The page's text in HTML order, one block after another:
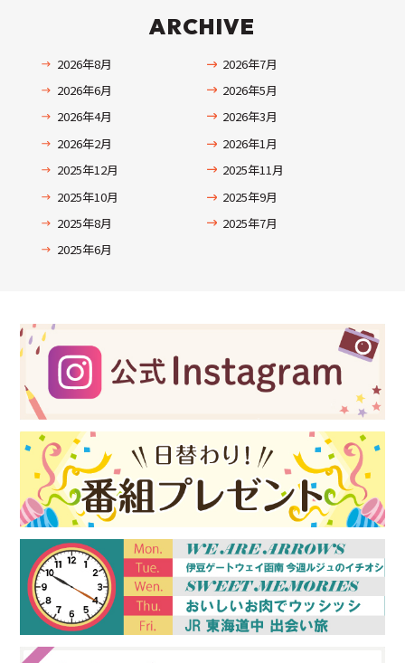
ARCHIVE
2026年8月
2026年7月
2026年6月
2026年5月
2026年4月
2026年3月
2026年2月
2026年1月
2025年12月
2025年11月
2025年10月
2025年9月
2025年8月
2025年7月
2025年6月